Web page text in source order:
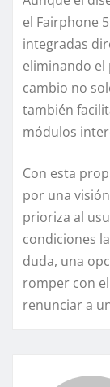
el Fairphone
integradas
eliminando el
cambio no
también
módulos
Con esta
por una
prioriza al
condiciones
duda, una
romper con
renunciar a